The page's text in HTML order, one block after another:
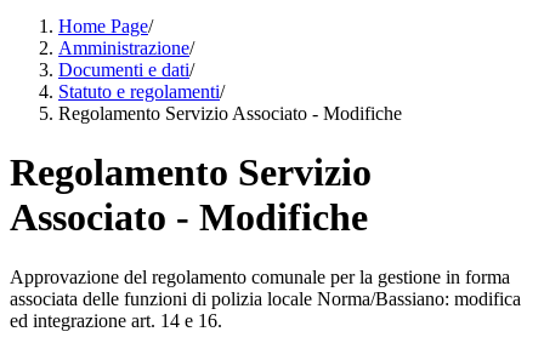
Home Page/
Amministrazione/
Documenti e dati/
Statuto e regolamenti/
Regolamento Servizio Associato - Modifiche
Regolamento Servizio
Associato - Modifiche
Approvazione del regolamento comunale per la gestione in forma
associata delle funzioni di polizia locale Norma/Bassiano: modifica
ed integrazione art. 14 e 16.